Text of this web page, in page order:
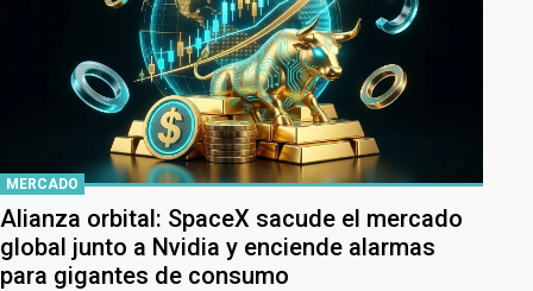
MERCADO
Alianza orbital: SpaceX sacude el mercado
global junto a Nvidia y enciende alarmas
para gigantes de consumo